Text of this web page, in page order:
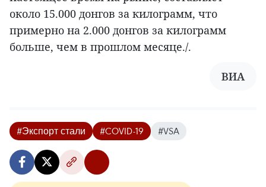
около 15.000 донгов за килограмм, что
примерно на 2.000 донгов за килограмм
больше, чем в прошлом месяце./.
ВИА
#Экспорт стали #COVID-19 #VSA